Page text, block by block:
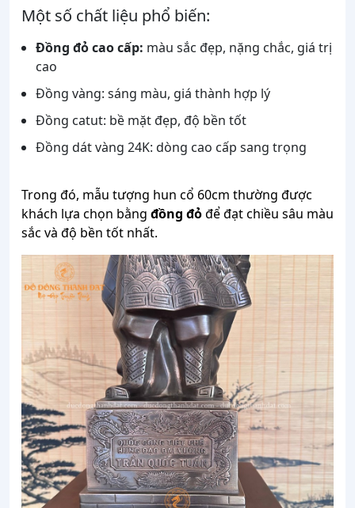
Một số chất liệu phổ biến:
Đồng đỏ cao cấp: màu sắc đẹp, nặng chắc, giá trị
cao
Đồng vàng: sáng màu, giá thành hợp lý
Đồng catut: bề mặt đẹp, độ bền tốt
Đồng dát vàng 24K: dòng cao cấp sang trọng
Trong đó, mẫu tượng hun cổ 60cm thường được
khách lựa chọn bằng đồng đỏđể đạt chiều sâu màu
sắc và độ bền tốt nhất.